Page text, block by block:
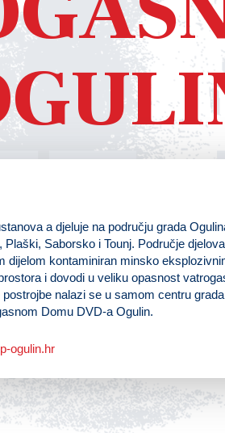
a djeluje na području grada
Saborsko i Tounj. Područje
dijelom kontaminiran minsko
i dovodi u veliku opasnost
nalazi se u samom centru
Domu DVD-a Ogulin.
ogulin.hr